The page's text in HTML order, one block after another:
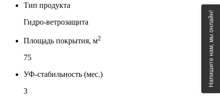
Тип продукта
Гидро-ветрозащита
Площадь покрытия, м2
75
УФ-стабильность (мес.)
3
Напишите нам, мы онлайн!